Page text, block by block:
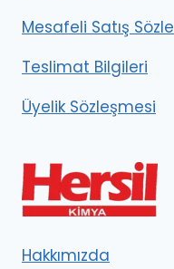
Mesafeli Satış
Teslimat Bilgileri
Üyelik Sözleşmesi
Hakkımızda